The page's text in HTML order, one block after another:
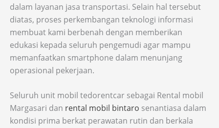
dalam layanan jasa transportasi. Selain hal tersebut
diatas, proses perkembangan teknologi informasi
membuat kami berbenah dengan memberikan
edukasi kepada seluruh pengemudi agar mampu
memanfaatkan smartphone dalam menunjang
operasional pekerjaan.
Seluruh unit mobil tedorentcar sebagai Rental mobil
Margasari dan rental mobil bintaro senantiasa dalam
kondisi prima berkat perawatan rutin dan berkala